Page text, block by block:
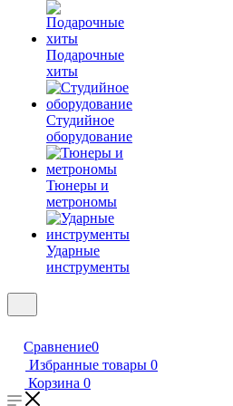
Подарочные
хиты
Студийное
оборудование
Тюнеры и
метрономы
Ударные
инструменты
Сравнение0
Избранные товары 0
Корзина 0